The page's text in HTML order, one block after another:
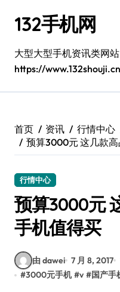
132手机网
大型大型手机资讯类网站
https://www.132shouji.cn
首页 资讯 行情中心
预算3000元 这几款
行情中心
预算3000元
手机值得买
由 dawei 7 月 8, 2017
#3000元手机 #v #国产手